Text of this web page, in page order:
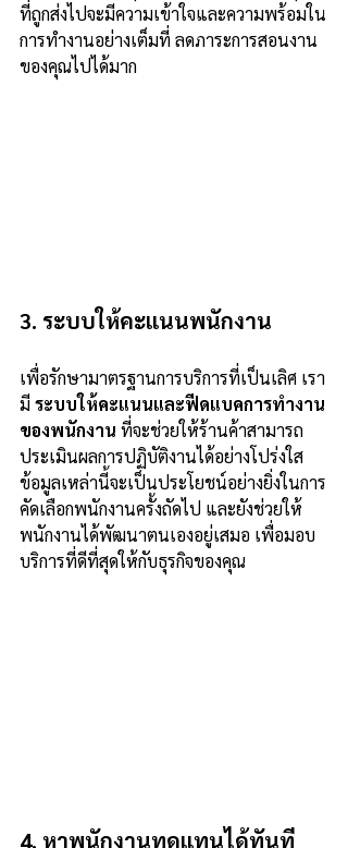
ที่ถูกส่งไปจะมีความเข้าใจและความพร้อมใน
การทำงานอย่างเต็มที่ ลดภาระการสอนงาน
ของคุณไปได้มาก
3. ระบบให้คะแนนพนักงาน
เพื่อรักษามาตรฐานการบริการที่เป็นเลิศ เรา
มี ระบบให้คะแนนและฟีดแบคการทำงาน
ของพนักงาน ที่จะช่วยให้ร้านค้าสามารถ
ประเมินผลการปฏิบัติงานได้อย่างโปร่งใส
ข้อมูลเหล่านี้จะเป็นประโยชน์อย่างยิ่งในการ
คัดเลือกพนักงานครั้งถัดไป และยังช่วยให้
พนักงานได้พัฒนาตนเองอยู่เสมอ เพื่อมอบ
บริการที่ดีที่สุดให้กับธุรกิจของคุณ
4. หาพนักงานทดแทนได้ทันที